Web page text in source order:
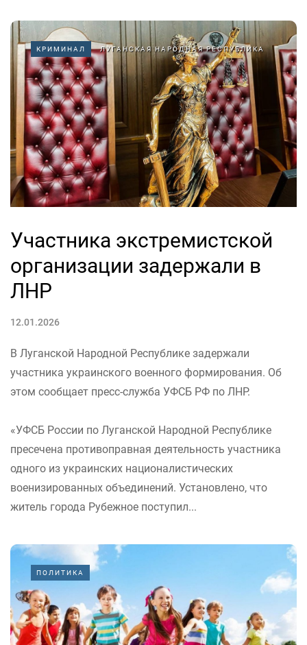
КРИМИНАЛ ЛУГАНСКАЯ НАРОДНАЯ РЕСПУБЛИКА
Участника экстремистской
организации задержали в
ЛНР
12.01.2026
В Луганской Народной Республике задержали
участника украинского военного формирования. Об
этом сообщает пресс-служба УФСБ РФ по ЛНР.
«УФСБ России по Луганской Народной Республике
пресечена противоправная деятельность участника
одного из украинских националистических
военизированных объединений. Установлено, что
житель города Рубежное поступил...
ПОЛИТИКА